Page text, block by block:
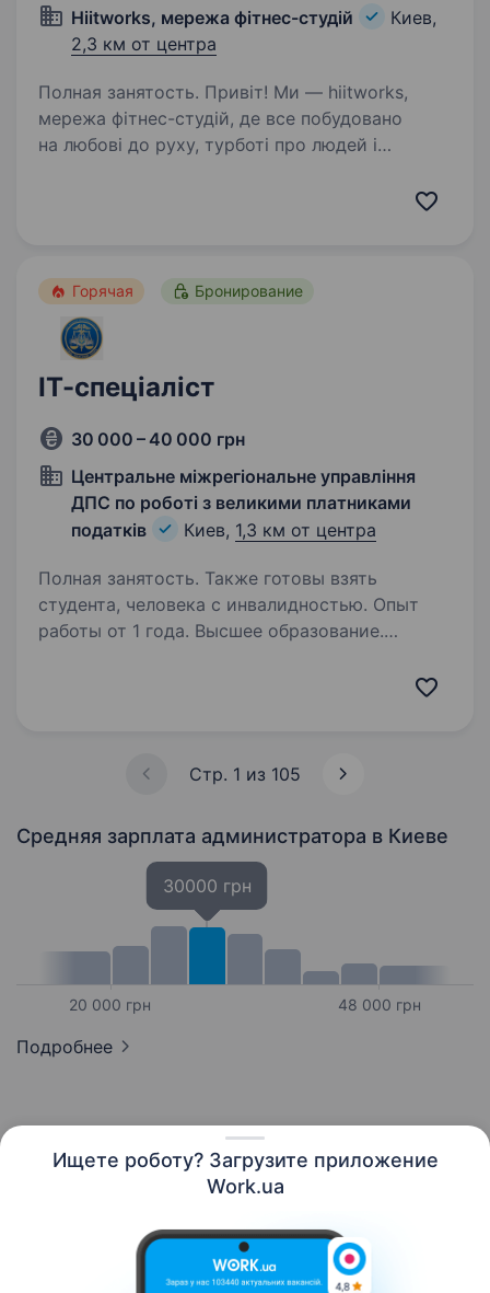
Ищете роботу? Загрузите приложение
Work.ua
Hiitworks, мережа фітнес-студій
Киев,
2,3 км от центра
Полная занятость. Привіт! Ми — hiitworks,
мережа фітнес-студій, де все побудовано
на любові до руху, турботі про людей і
Горячая Бронирование
ІТ-спеціаліст
30 000 – 40 000 грн
Центральне міжрегіональне управління
ДПС по роботі з великими платниками
податків
Киев, 1,3 км от центра
Полная занятость. Также готовы взять
студента, человека с инвалидностью. Опыт
работы от 1 года. Высшее образование.
інформаційних технологій, комп’ютерних наук
Впевнене володіння SQL (написання запитів…
Стр. 1 из 105
Средняя зарплата администратора в Киеве
20 000 грн
30000 грн
48 000 грн
Подробнее